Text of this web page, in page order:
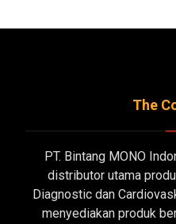
The
PT. Bintang MONO
distributor utama
Diagnostic dan
menyediakan produk